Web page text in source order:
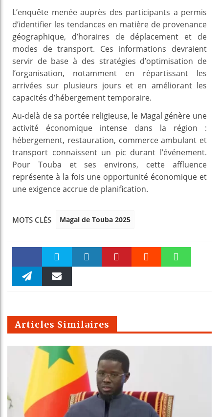
L’enquête menée auprès des participants a permis
d’identifier les tendances en matière de provenance
géographique, d’horaires de déplacement et de
modes de transport. Ces informations devraient
servir de base à des stratégies d’optimisation de
l’organisation, notamment en répartissant les
arrivées sur plusieurs jours et en améliorant les
capacités d’hébergement temporaire.
Au-delà de sa portée religieuse, le Magal génère une
activité économique intense dans la région :
hébergement, restauration, commerce ambulant et
transport connaissent un pic durant l’événement.
Pour Touba et ses environs, cette affluence
représente à la fois une opportunité économique et
une exigence accrue de planification.
MOTS CLÉS Magal de Touba 2025
Faceboo Twitter
m
Articles Similaires